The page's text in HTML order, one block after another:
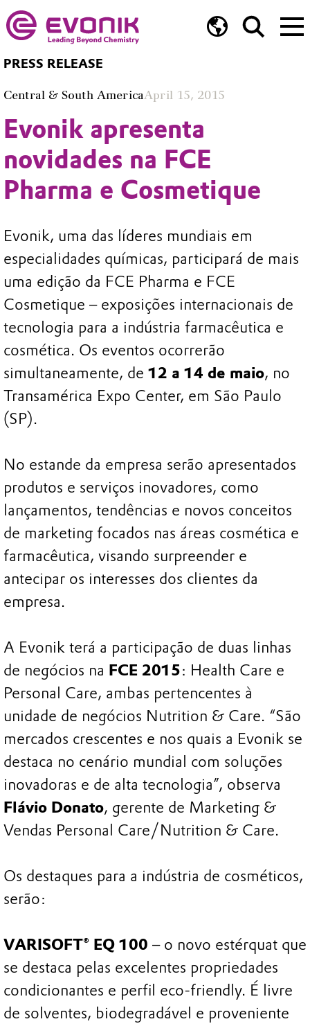
PRESS RELEASE
Central & South America April 15, 2015
Evonik apresenta
novidades na FCE
Pharma e Cosmetique
Evonik, uma das líderes mundiais em
especialidades químicas, participará de mais
uma edição da FCE Pharma e FCE
Cosmetique – exposições internacionais de
tecnologia para a indústria farmacêutica e
cosmética. Os eventos ocorrerão
simultaneamente, de 12 a 14 de maio, no
Transamérica Expo Center, em São Paulo
(SP).
No estande da empresa serão apresentados
produtos e serviços inovadores, como
lançamentos, tendências e novos conceitos
de marketing focados nas áreas cosmética e
farmacêutica, visando surpreender e
antecipar os interesses dos clientes da
empresa.
A Evonik terá a participação de duas linhas
de negócios na FCE 2015: Health Care e
Personal Care, ambas pertencentes à
unidade de negócios Nutrition & Care. “São
mercados crescentes e nos quais a Evonik se
destaca no cenário mundial com soluções
inovadoras e de alta tecnologia”, observa
Flávio Donato, gerente de Marketing &
Vendas Personal Care/Nutrition & Care.
Os destaques para a indústria de cosméticos,
serão:
VARISOFT® EQ 100 – o novo estérquat que
se destaca pelas excelentes propriedades
condicionantes e perfil eco-friendly. É livre
de solventes, biodegradável e proveniente